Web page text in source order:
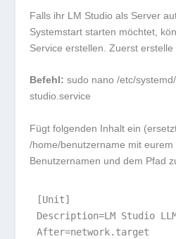
Falls ihr LM Studio als Server
Systemstart starten möchtet,
Service erstellen. Zuerst
Befehl: sudo nano /etc/
studio.service
Fügt folgenden Inhalt ein
/home/benutzername mit eurem
Benutzernamen und dem Pfad
[Unit]
Description=LM Studio
After=network.target